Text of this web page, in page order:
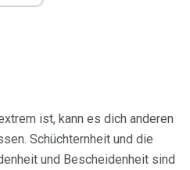
ist, kann es dich anderen
Schüchternheit und die
und Bescheidenheit sind